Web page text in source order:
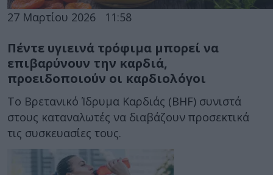
27 Μαρτίου 2026 11:58
Πέντε υγιεινά τρόφιμα μπορεί να
επιβαρύνουν την καρδιά,
προειδοποιούν οι καρδιολόγοι
Το Βρετανικό Ίδρυμα Καρδιάς (BHF) συνιστά
στους καταναλωτές να διαβάζουν προσεκτικά
τις συσκευασίες τους.